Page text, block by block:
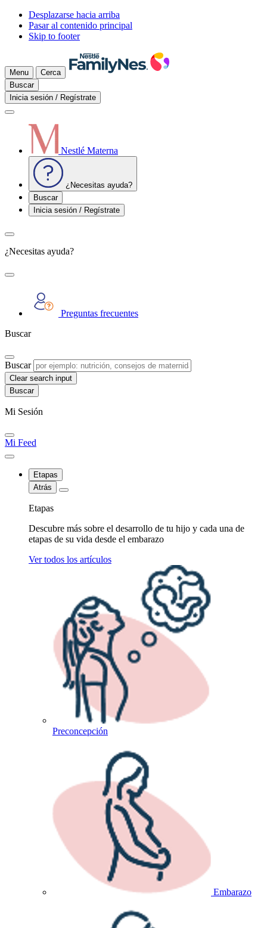
Desplazarse hacia arriba
Pasar al contenido principal
Skip to footer
Menu
Cerca
Buscar
Inicia sesión / Regístrate
Nestlé Materna
¿Necesitas ayuda?
Buscar
Inicia sesión / Regístrate
¿Necesitas ayuda?
Preguntas frecuentes
Buscar
Buscar
Clear search input
Mi Sesión
Mi Feed
Etapas
Atrás
Etapas
Descubre más sobre el desarrollo de tu hijo y cada una de
etapas de su vida desde el embarazo
Ver todos los artículos
Preconcepción
Embarazo